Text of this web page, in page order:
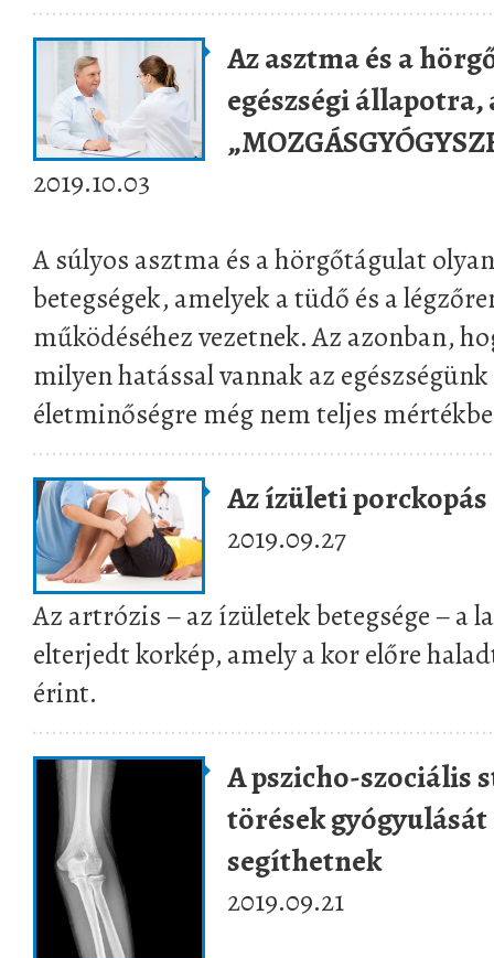
Az asztma és a
egészségi állapotra,
2019.10.03
A súlyos asztma és a hörgőtágulat
betegségek, amelyek a tüdő és a
működéséhez vezetnek. Az azonban,
milyen hatással vannak az
életminőségre még nem teljes
Az ízületi
2019.09.27
Az artrózis – az ízületek betegsége – a
elterjedt korkép, amely a kor előre
érint.
A pszicho-szociális
törések
segíthetnek
2019.09.21